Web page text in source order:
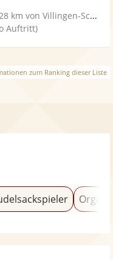
km von Villingen-Schwenningen
Auftritt)
zum Ranking dieser Liste